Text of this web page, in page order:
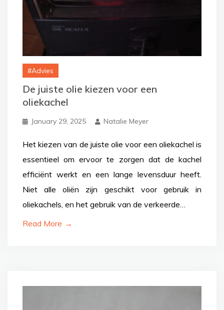
Advies
De juiste olie kiezen voor een
oliekachel
January 29, 2025 Natalie Meyer
Het kiezen van de juiste olie voor een oliekachel is
essentieel om ervoor te zorgen dat de kachel
efficiënt werkt en een lange levensduur heeft.
Niet alle oliën zijn geschikt voor gebruik in
oliekachels, en het gebruik van de verkeerde…
Read More →